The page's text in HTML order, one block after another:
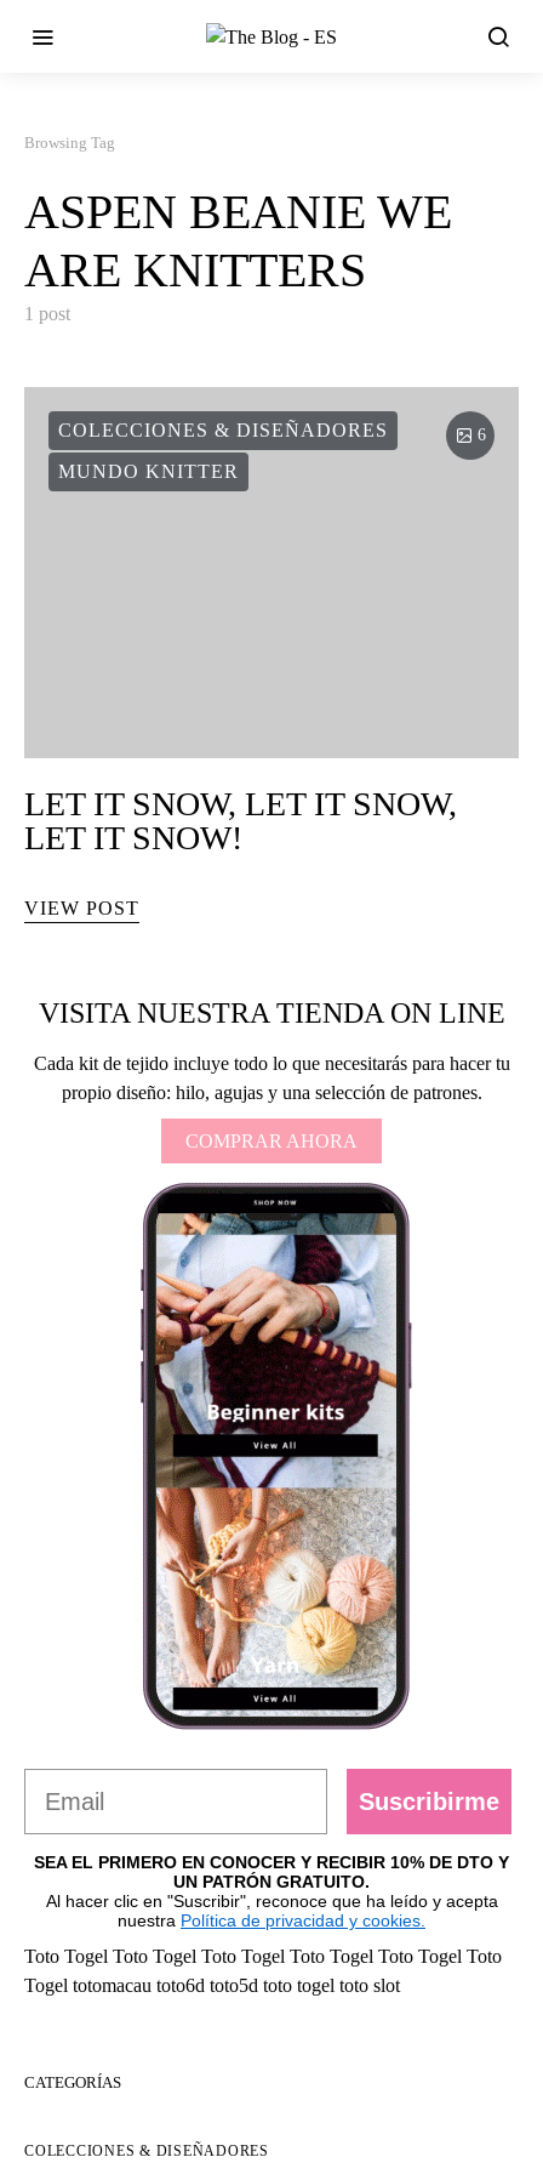
Browsing Tag
ASPEN BEANIE WE
ARE KNITTERS
1 post
COLECCIONES & DISEÑADORES
MUNDO KNITTER
6
LET IT SNOW, LET IT SNOW,
LET IT SNOW!
VIEW POST
VISITA NUESTRA TIENDA ON LINE
Cada kit de tejido incluye todo lo que necesitarás para hacer tu
propio diseño: hilo, agujas y una selección de patrones.
COMPRAR AHORA
Suscribirme
SEA EL PRIMERO EN CONOCER Y RECIBIR 10% DE DTO Y
UN PATRÓN GRATUITO.
Al hacer clic en "Suscribir", reconoce que ha leído y acepta
nuestra Política de privacidad y cookies.
Toto Togel Toto Togel Toto Togel Toto Togel Toto Togel Toto
Togel totomacau toto6d toto5d toto togel toto slot
CATEGORÍAS
COLECCIONES & DISEÑADORES